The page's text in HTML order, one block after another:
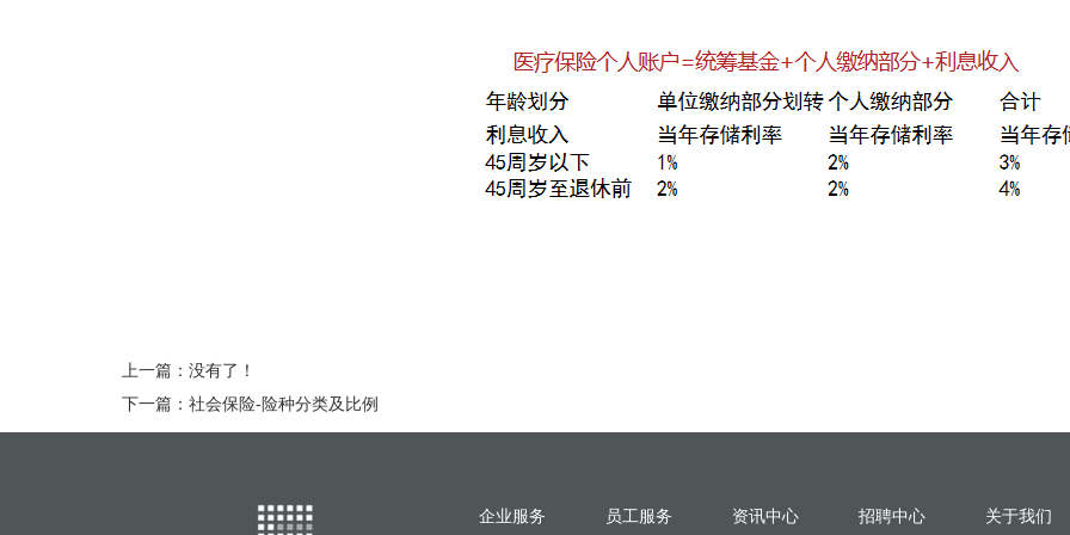
上一篇： 没有了！
下一篇： 社会保险-险种分类及比例
企业服务 员工服务 资讯中心 招聘中心 关于我们